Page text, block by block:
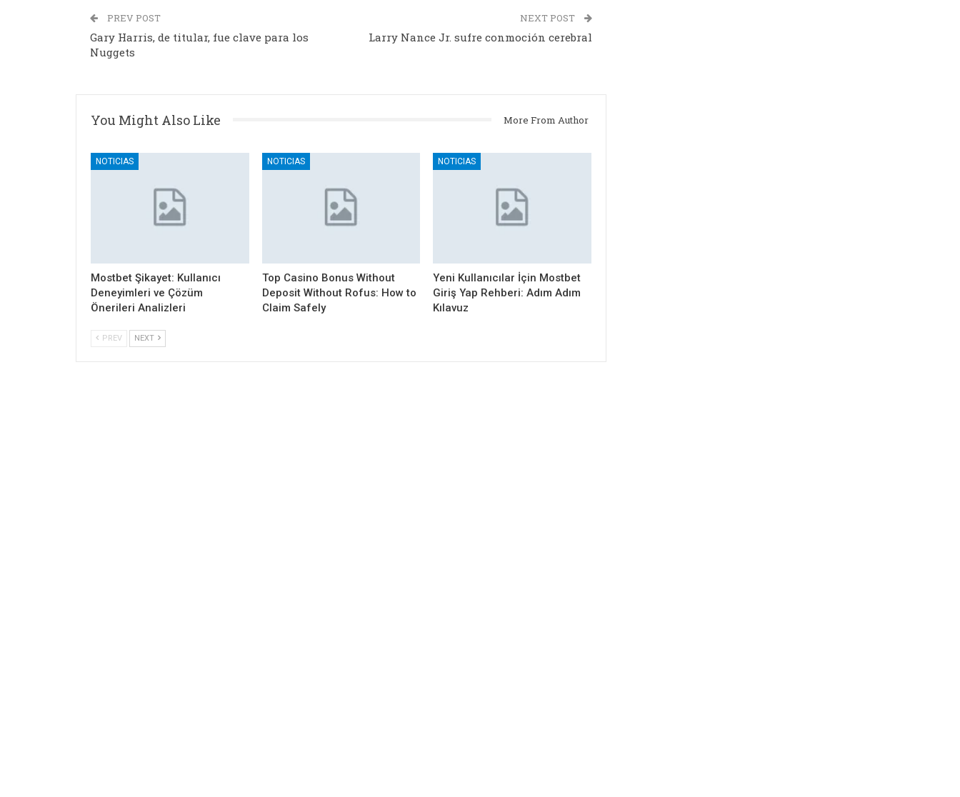
PREV POST
Gary Harris, de titular, fue clave para los
Nuggets
NEXT POST
Larry Nance Jr. sufre conmoción cerebral
You Might Also Like More From Author
NOTICIAS
Mostbet Şikayet: Kullanıcı
Deneyimleri ve Çözüm
Önerileri Analizleri
NOTICIAS
Top Casino Bonus Without
Deposit Without Rofus: How to
Claim Safely
NOTICIAS
Yeni Kullanıcılar İçin Mostbet
Giriş Yap Rehberi: Adım Adım
Kılavuz
PREV NEXT